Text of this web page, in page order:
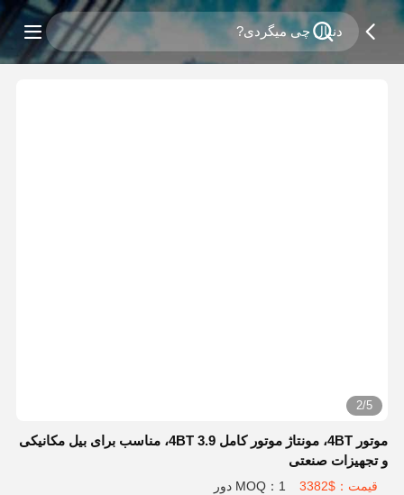
2/5
موتور 4BT، مونتاژ موتور کامل 4BT 3.9، مناسب برای بیل مکانیکی
و تجهیزات صنعتی
قیمت：$3382 MOQ：1 دور